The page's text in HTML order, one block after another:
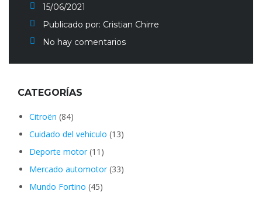
15/06/2021
Publicado por: Cristian Chirre
No hay comentarios
CATEGORÍAS
Citroën (84)
Cuidado del vehiculo (13)
Deporte motor(11)
Mercado automotor(33)
Mundo Fortino (45)